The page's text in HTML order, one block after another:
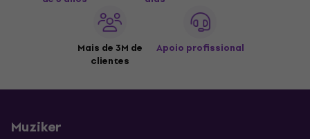
Mais de 3M de
clientes
Apoio profissional
Muziker